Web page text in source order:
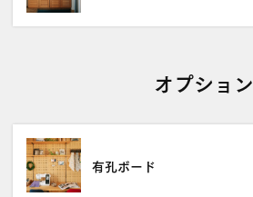
オプション
有孔ボード